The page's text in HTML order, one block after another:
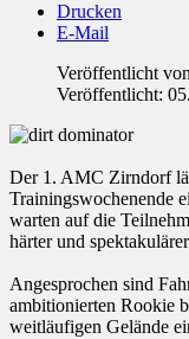
Drucken
E-Mail
Veröffentlicht von
Veröffentlicht:
Der 1. AMC Zirndorf
Trainingswochenende
warten auf die
härter und
Angesprochen sind
ambitionierten Rookie
weitläufigen Gelände